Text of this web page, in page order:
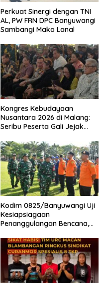
Perkuat Sinergi dengan TNI
AL, PW FRN DPC Banyuwangi
Sambangi Mako Lanal
Kongres Kebudayaan
Nusantara 2026 di Malang:
Seribu Peserta Gali Jejak
Budaya Indonesia
Kodim 0825/Banyuwangi Uji
Kesiapsiagaan
Penanggulangan Bencana,